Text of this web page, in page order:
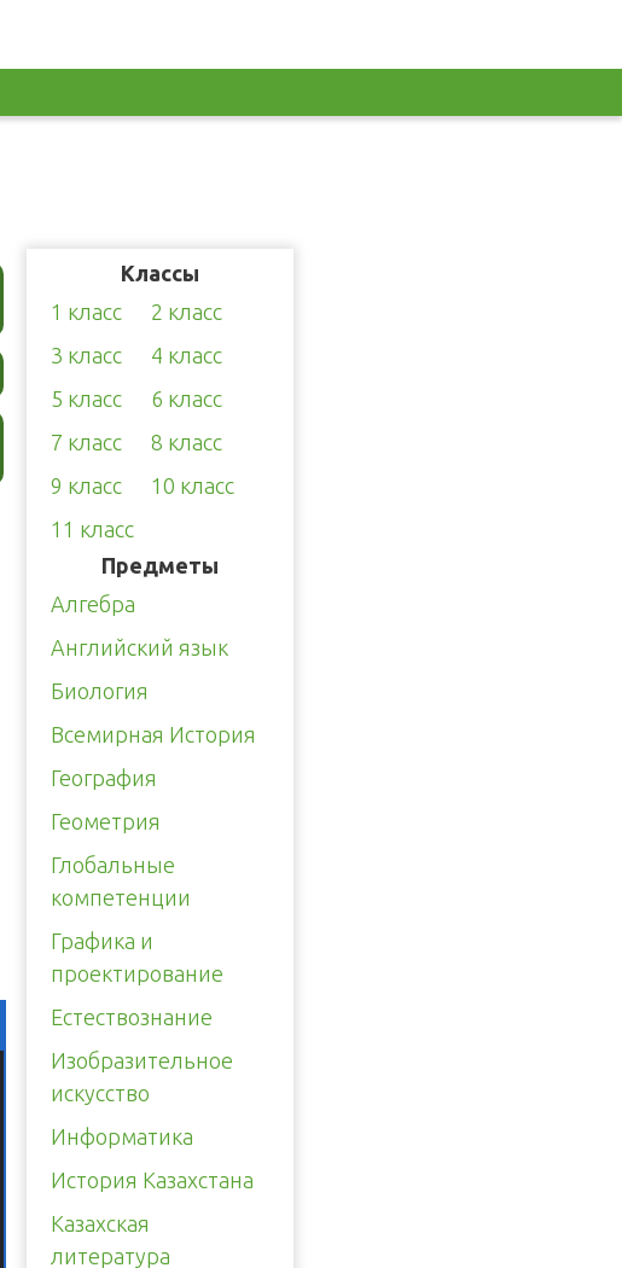
Классы
1 класс
2 класс
3 класс
4 класс
5 класс
6 класс
7 класс
8 класс
9 класс
10 класс
11 класс
Предметы
Алгебра
Английский язык
Биология
Всемирная История
География
Геометрия
Глобальные
компетенции
Графика и
проектирование
Естествознание
Изобразительное
искусство
Информатика
История Казахстана
Казахская
литература